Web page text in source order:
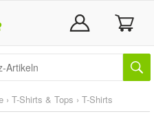
› T-Shirts & Tops › T-Shirts